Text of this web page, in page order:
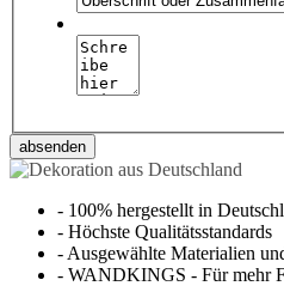
absenden
- 100% hergestellt in
- Höchste Qualitätsstandards
- Ausgewählte Materialien
- WANDKINGS - Für mehr